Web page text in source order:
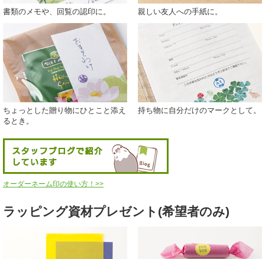
書類のメモや、回覧の認印に。 親しい友人への手紙に。
ちょっとした贈り物にひとこと添え
るとき。
持ち物に自分だけのマークとして。
オーダーネーム印の使い方！>>
ラッピング資材プレゼント(希望者のみ)